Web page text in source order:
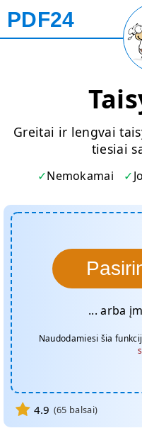
PDF24
Greitai ir lengvai
tiesiai
Nemokamai
... arba
Naudodamiesi šia
4.9 (65 balsai)